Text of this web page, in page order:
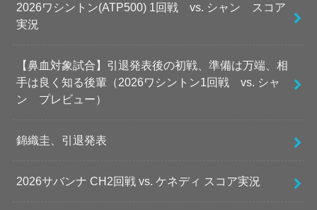
2026ワシントン(ATP500) 1回戦 vs. シャン スコア
実況
【鼻血対象試合】引退発表後の初戦、準備は万端、相
手は良く知る後輩（2026ワシントン1回戦 vs. シャ
ン プレビュー）
錦織圭、引退発表
2026サバンナ CH2回戦 vs. ケネディ スコア実況